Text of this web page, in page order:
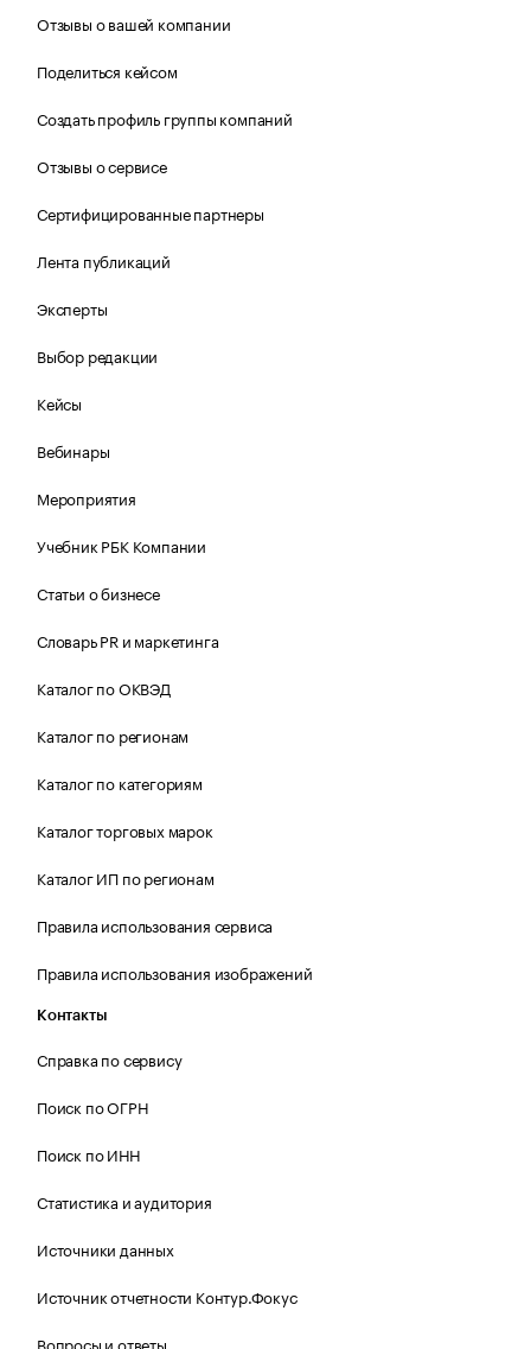
Отзывы о вашей компании
Поделиться кейсом
Создать профиль группы компаний
Отзывы о сервисе
Сертифицированные партнеры
Лента публикаций
Эксперты
Выбор редакции
Кейсы
Вебинары
Мероприятия
Учебник РБК Компании
Статьи о бизнесе
Словарь PR и маркетинга
Каталог по ОКВЭД
Каталог по регионам
Каталог по категориям
Каталог торговых марок
Каталог ИП по регионам
Правила использования сервиса
Правила использования изображений
Контакты
Справка по сервису
Поиск по ОГРН
Поиск по ИНН
Статистика и аудитория
Источники данных
Источник отчетности Контур.Фокус
Вопросы и ответы